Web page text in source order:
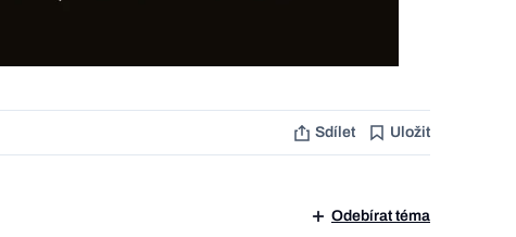
Sdílet Uložit
Odebírat téma